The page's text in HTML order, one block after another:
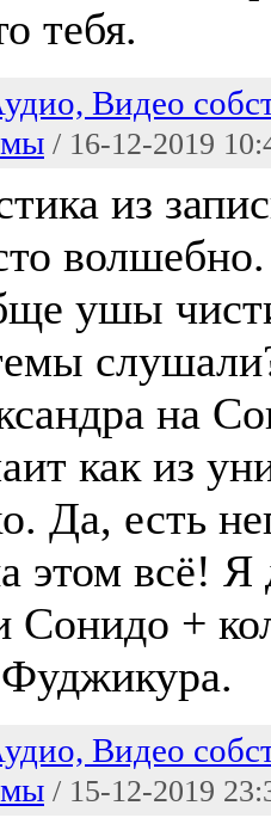
тебя.
Видео
/ 16-12-2019
из
ушы
на
как из
Да, есть
этом всё!
Сонидо +
Видео
/ 15-12-2019